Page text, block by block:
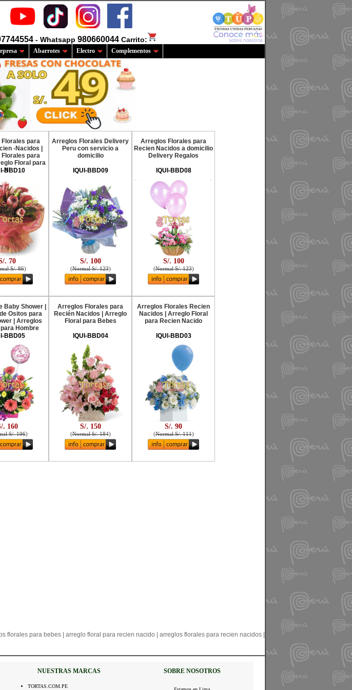
- Whatsapp 980660044 Carrito:
Abarrotes Electro Complementos
para
-Nacidos |
para
Floral para
Ni
BBD10
. 70
S/. 86)
Arreglos Florales Delivery
Peru con servicio a
domicilio
IQUI-BBD09
S/. 100
(Normal S/. 123)
Arreglos Florales para
Recien Nacidos a domicilio
Delivery Regalos
IQUI-BBD08
S/. 100
(Normal S/. 123)
Baby Shower |
Ositos para
| Arreglos
Hombre
BBD05
. 160
S/. 196)
Arreglos Florales para
Recién Nacidos | Arreglo
Floral para Bebes
IQUI-BBD04
S/. 150
(Normal S/. 184)
Arreglos Florales Recien
Nacidos | Arreglo Floral
para Recien Nacido
IQUI-BBD03
S/. 90
(Normal S/. 111)
para bebes | arreglo floral para recien nacido | arreglos florales para recien nacidos |
NUESTRAS MARCAS
SOBRE NOSOTROS
TORTAS.COM.PE